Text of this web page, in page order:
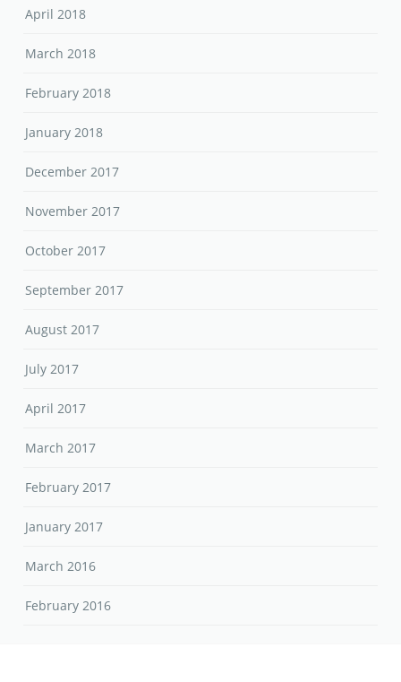
April 2018
March 2018
February 2018
January 2018
December 2017
November 2017
October 2017
September 2017
August 2017
July 2017
April 2017
March 2017
February 2017
January 2017
March 2016
February 2016